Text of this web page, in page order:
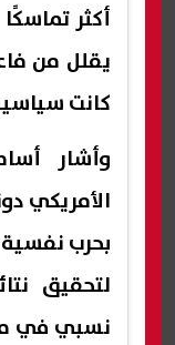
أكثر
يقلل من
كانت
وأشار
الأمريكي
بحرب
لتحقيق
نسبي في